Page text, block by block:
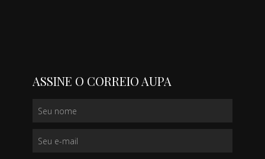
ASSINE O CORREIO AUPA